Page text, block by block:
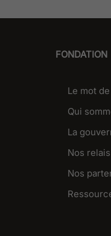
FONDATION
Le mot
Qui
La
Nos
Nos